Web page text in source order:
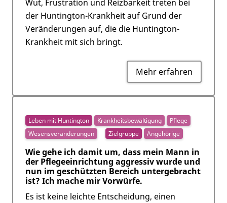
Wut, Frustration und Reizbarkeit treten bei
der Huntington-Krankheit auf Grund der
Veränderungen auf, die die Huntington-
Krankheit mit sich bringt.
Mehr erfahren
Wie gehe ich damit um, dass mein Mann in
der Pflegeeinrichtung aggressiv wurde und
nun im geschützten Bereich untergebracht
ist? Ich mache mir Vorwürfe.
Es ist keine leichte Entscheidung, einen
Leben mit Huntington Krankheitsbewältigung
Pflege
Wesensveränderungen
Zielgruppe Angehörige